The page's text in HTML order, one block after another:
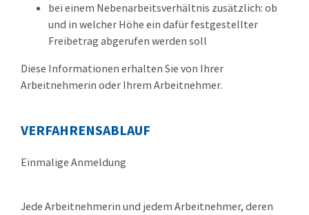
bei einem Nebenarbeitsverhältnis zusätzlich: ob
und in welcher Höhe ein dafür festgestellter
Freibetrag abgerufen werden soll
Diese Informationen erhalten Sie von Ihrer
Arbeitnehmerin oder Ihrem Arbeitnehmer.
VERFAHRENSABLAUF
Einmalige Anmeldung
Jede Arbeitnehmerin und jedem Arbeitnehmer, deren